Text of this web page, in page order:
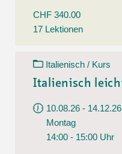
CHF 340.00
17 Lektionen
Italienisch / Kurs
Italienisch
10.08.26 - 14.12.26
Montag
14:00 - 15:00 Uhr